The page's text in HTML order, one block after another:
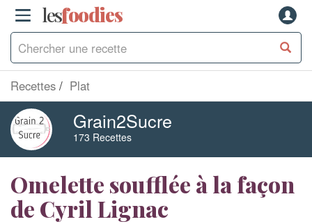
lesfoodies
Recettes Plat
Grain2Sucre
173 Recettes
Omelette soufflée à la façon
de Cyril Lignac